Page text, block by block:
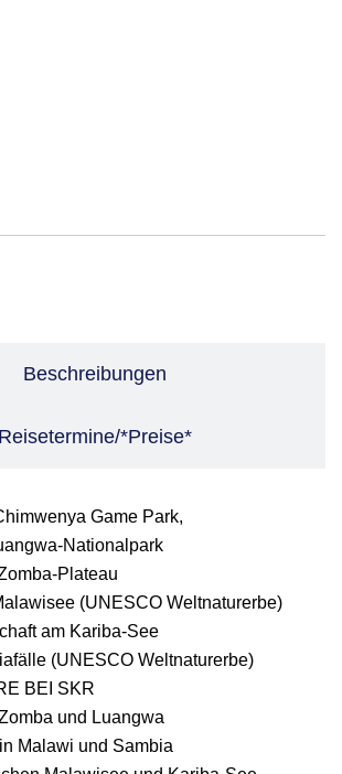
Beschreibungen
Reisetermine/*Preise*
Game Park,
Nationalpark
Plateau
(UNESCO Weltnaturerbe)
am Kariba-See
(UNESCO Weltnaturerbe)
BEI SKR
und Luangwa
Malawi und Sambia